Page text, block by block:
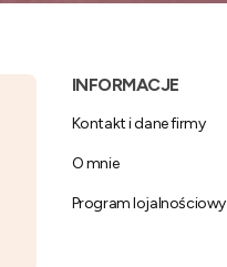
Linki w
INFORMACJE
Kontakt i dane firmy
O mnie
Program lojalnościowy